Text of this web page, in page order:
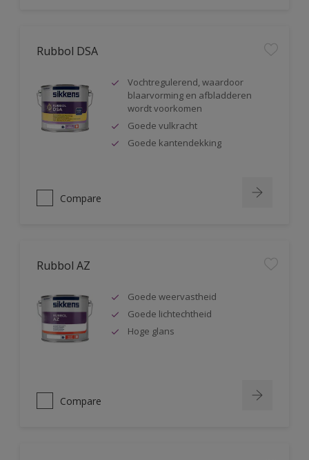
Rubbol DSA
Vochtregulerend, waardoor
blaarvorming en afbladderen
wordt voorkomen
Goede vulkracht
Goede kantendekking
Compare
Rubbol AZ
Goede weervastheid
Goede lichtechtheid
Hoge glans
Compare